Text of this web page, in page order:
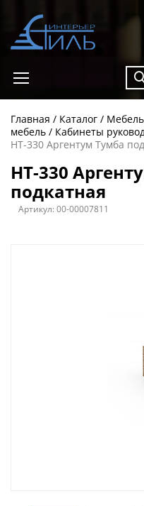
Главная Каталог
мебель
Кабинеты
НТ-330 Аргентум Тумба
НТ-330
подкатная
Артикул:00-00007811